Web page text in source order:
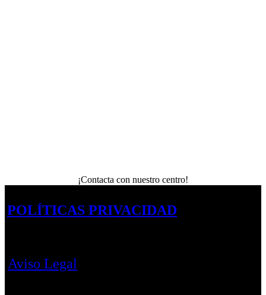
¡Contacta con nuestro centro!
POLÍTICAS PRIVACIDAD
Aviso Legal